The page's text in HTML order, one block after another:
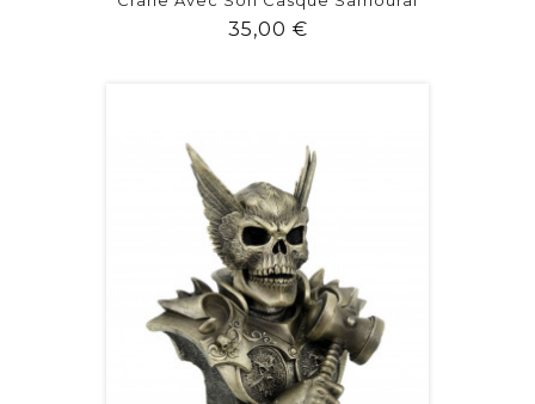
35,00 €Prix